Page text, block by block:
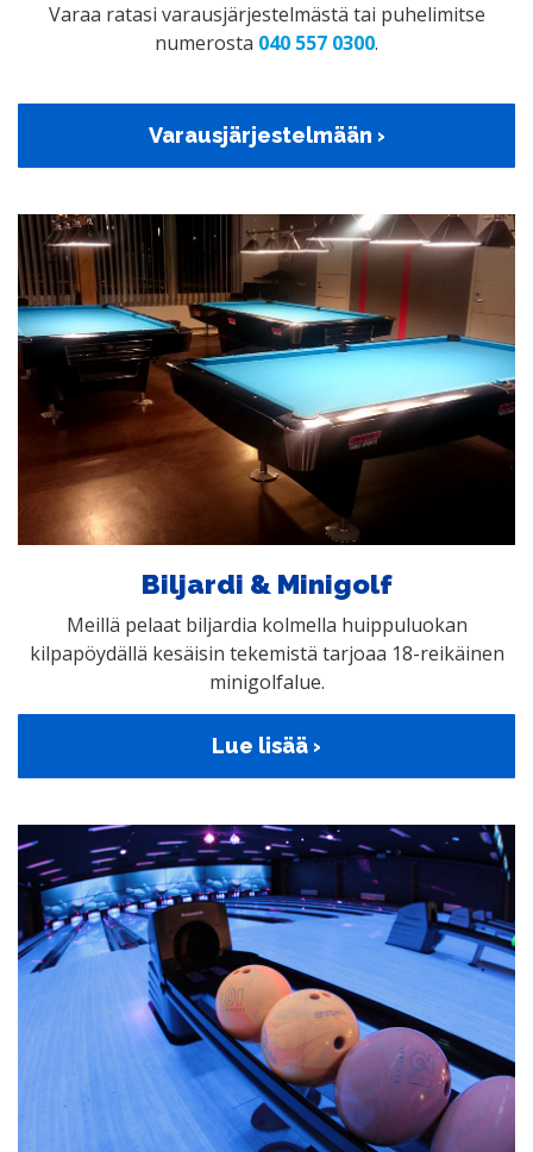
Varaa ratasi varausjärjestelmästä tai puhelimitse
numerosta 040 557 0300.
Varausjärjestelmään ›
Biljardi & Minigolf
Meillä pelaat biljardia kolmella huippuluokan
kilpapöydällä kesäisin tekemistä tarjoaa 18-reikäinen
minigolfalue.
Lue lisää ›